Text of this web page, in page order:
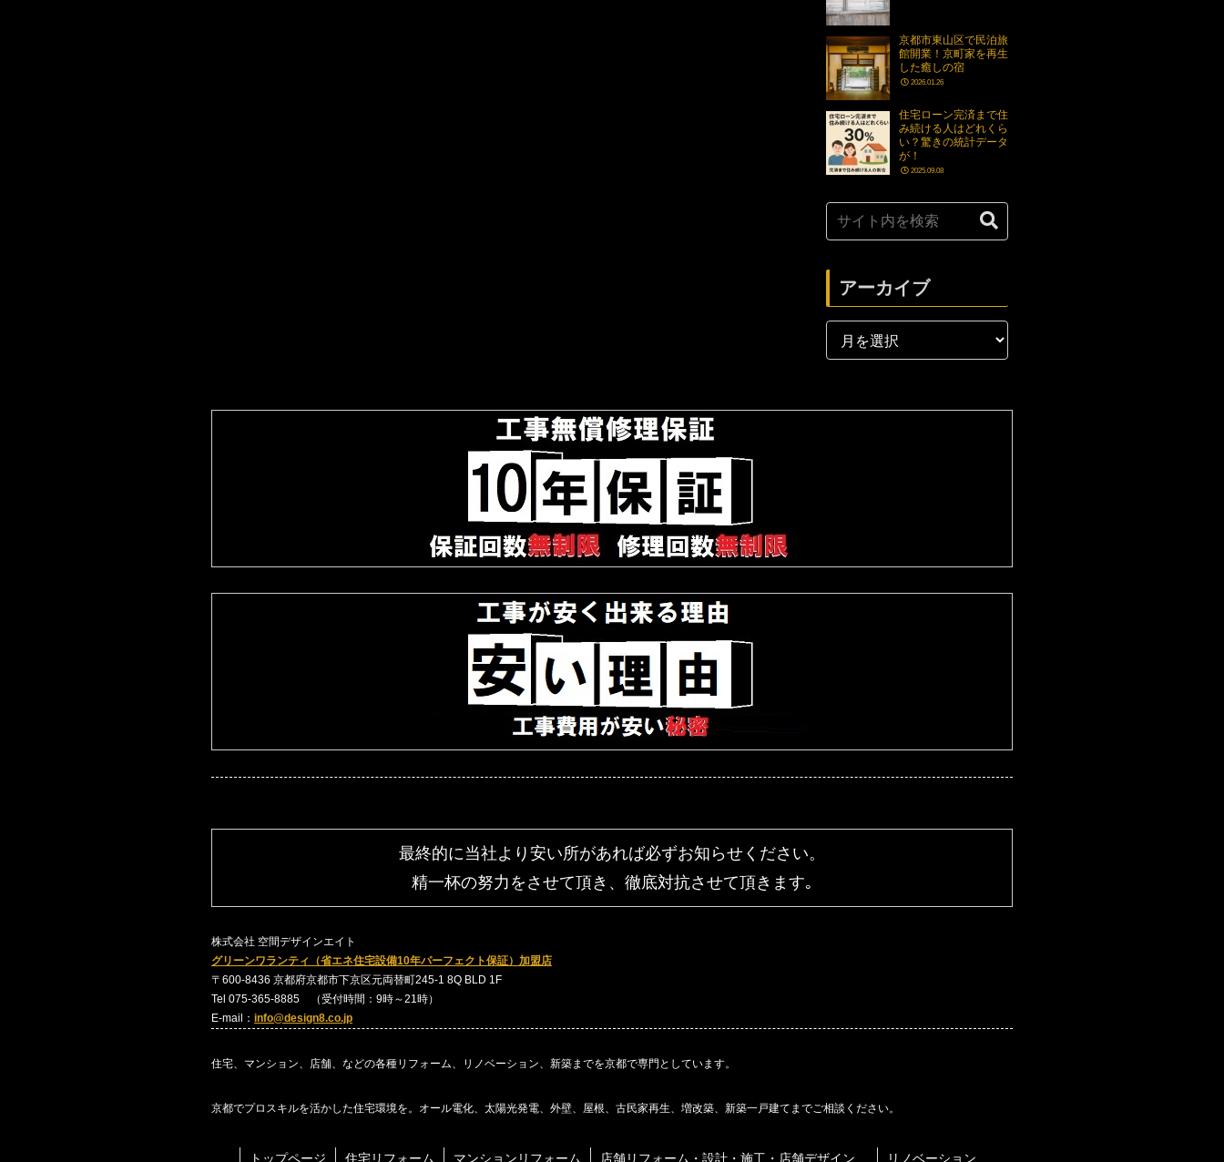
京都市東山区で民泊旅
館開業！京町家を再生
した癒しの宿
2026.01.26
住宅ローン完済まで住
み続ける人はどれくら
い？驚きの統計データ
が！
2025.09.08
アーカイブ
最終的に当社より安い所があれば必ずお知らせください。
精一杯の努力をさせて頂き、 徹底対抗させて頂きます｡
株式会社 空間デザインエイト
グリーンワランティ（省エネ住宅設備10年パーフェクト保証）加盟店
〒600-8436 京都府京都市下京区元両替町245-1 8Q BLD 1F
Tel 075-365-8885 （受付時間：9時～21時）
E-mail： info@design8.co.jp
住宅、マンション、店舗、などの各種リフォーム、リノベーション、新築までを京都で専門としています。
京都でプロスキルを活かした住宅環境を。オール電化、太陽光発電、外壁、屋根、古民家再生、増改築、新築一戸建てまでご相談ください。
トップページ 住宅リフォーム マンションリフォーム 店舗リフォーム・設計・施工・店舗デザイン リノベーション